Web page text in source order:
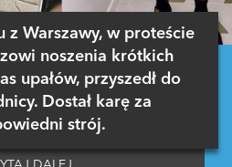
z Warszawy, w proteście
noszenia krótkich
upałów, przyszedł do
Dostał karę za
strój.